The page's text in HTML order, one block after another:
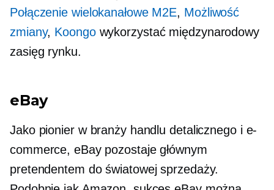
Połączenie wielokanałowe M2E, Możliwość
zmiany, Koongowykorzystać międzynarodowy
zasięg rynku.
eBay
Jako pionier w branży handlu detalicznego i e-
commerce, eBay pozostaje głównym
pretendentem do światowej sprzedaży.